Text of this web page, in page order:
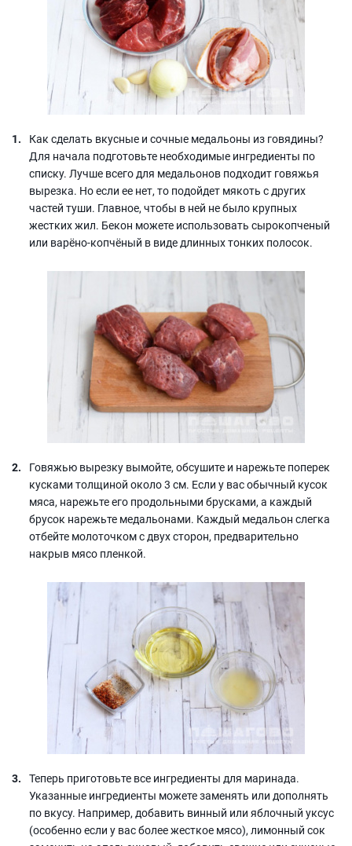
Как сделать вкусные и сочные медальоны из говядины?
Для начала подготовьте необходимые ингредиенты по
списку. Лучше всего для медальонов подходит говяжья
вырезка. Но если ее нет, то подойдет мякоть с других
частей туши. Главное, чтобы в ней не было крупных
жестких жил. Бекон можете использовать сырокопченый
или варёно-копчёный в виде длинных тонких полосок.
Говяжью вырезку вымойте, обсушите и нарежьте поперек
кусками толщиной около 3 см. Если у вас обычный кусок
мяса, нарежьте его продольными брусками, а каждый
брусок нарежьте медальонами. Каждый медальон слегка
отбейте молоточком с двух сторон, предварительно
накрыв мясо пленкой.
Теперь приготовьте все ингредиенты для маринада.
Указанные ингредиенты можете заменять или дополнять
по вкусу. Например, добавить винный или яблочный уксус
(особенно если у вас более жесткое мясо), лимонный сок